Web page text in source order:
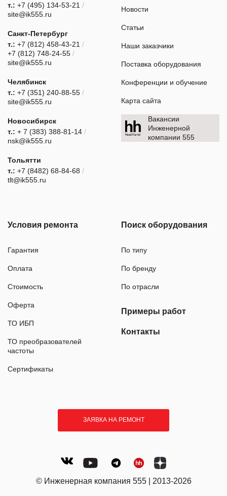
т.: +7 (495) 134-53-21 /
site@ik555.ru
Санкт-Петербург
т.: +7 (812) 458-43-21 /
+7 (812) 748-24-55 /
site@ik555.ru
Челябинск
т.: +7 (351) 240-88-55 /
site@ik555.ru
Новосибирск
т.: + 7 (383) 388-81-14 /
nsk@ik555.ru
Тольятти
т.: +7 (8482) 68-84-68 /
tlt@ik555.ru
Новости
Статьи
Наши заказчики
Поставка оборудования
Конференции и обучение
Карта сайта
Вакансии
Инженерной
компании 555
Условия ремонта
Гарантия
Оплата
Стоимость
Оферта
ТО ИБП
ТО преобразователей
частоты
Сертификаты
Поиск оборудования
По типу
По бренду
По отрасли
Примеры работ
Контакты
ЗАЯВКА НА РЕМОНТ
© Инженерная компания 555 | 2013-2026